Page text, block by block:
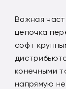
Важная
цепочка
софт
конечными
напрямую